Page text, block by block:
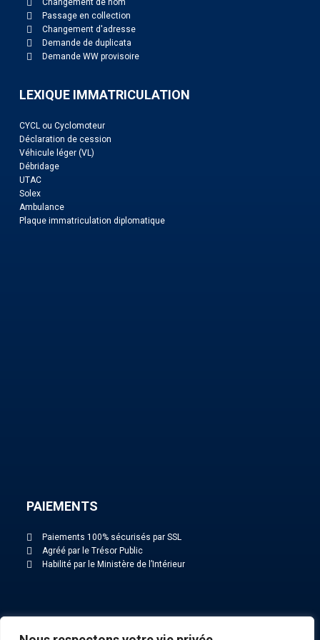
Changement de nom
Passage en collection
Changement d'adresse
Demande de duplicata
Demande WW provisoire
LEXIQUE IMMATRICULATION
CYCL ou Cyclomoteur
Déclaration de cession
Véhicule léger (VL)
Débridage
UTAC
Solex
Ambulance
Plaque immatriculation diplomatique
PAIEMENTS
Paiements 100% sécurisés par SSL
Agréé par le Trésor Public
Habilité par le Ministère de l’Intérieur